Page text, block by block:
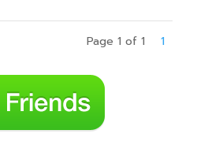
Page 1 of 1 1